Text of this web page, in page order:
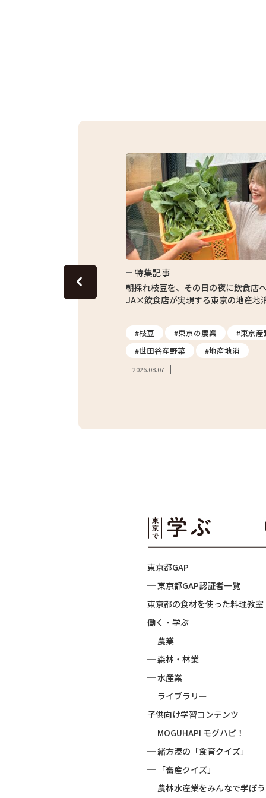
の田んぼ。青梅・東京繁
特集記事
朝採れ枝豆を、その日の夜に飲食店
JA×飲食店が実現する東京の地産地
#枝豆 #東京の農業
#東京産
#世田谷産野菜
#地産地消
2026.08.07
東京都GAP
─ 東京都GAP認証者一覧
東京都の食材を使った料理教室
働く・学ぶ
─ 農業
─ 森林・林業
─ 水産業
─ ライブラリー
子供向け学習コンテンツ
─ MOGUHAPI モグハピ！
─ 緒方湊の「食育クイズ」
─ 「畜産クイズ」
─ 農林水産業をみんなで学ぼ